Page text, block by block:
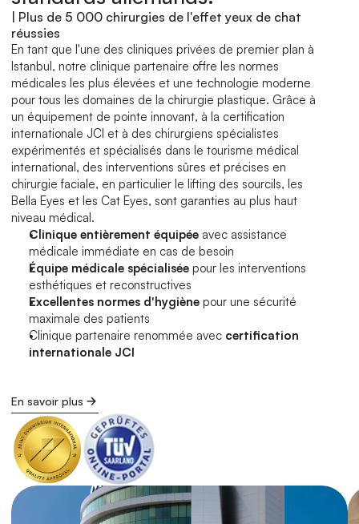
| Plus de 5 000 chirurgies de l'effet yeux de chat
réussies
En tant que l'une des cliniques privées de premier plan à
Istanbul, notre clinique partenaire offre les normes
médicales les plus élevées et une technologie moderne
pour tous les domaines de la chirurgie plastique. Grâce à
un équipement de pointe innovant, à la certification
internationale JCI et à des chirurgiens spécialistes
expérimentés et spécialisés dans le tourisme médical
international, des interventions sûres et précises en
chirurgie faciale, en particulier le lifting des sourcils, les
Bella Eyes et les Cat Eyes, sont garanties au plus haut
niveau médical.
Clinique entièrement équipée avec assistance
médicale immédiate en cas de besoin
Équipe médicale spécialisée pour les interventions
esthétiques et reconstructives
Excellentes normes d'hygiène pour une sécurité
maximale des patients
Clinique partenaire renommée avec certification
internationale JCI
En savoir plus